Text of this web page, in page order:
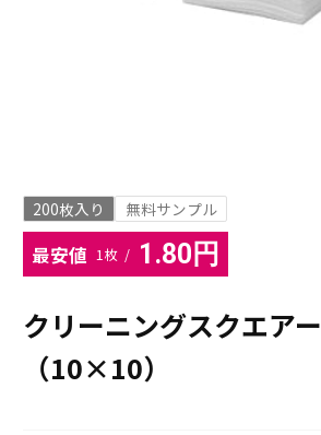
200枚入り 無料サンプル
最安値 1枚 / 1.80円
クリーニングスクエアー
（10×10）